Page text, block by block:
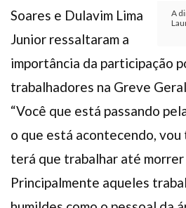
A
Soares e Dulavim Lima
Junior ressaltaram a
importância da participação
trabalhadores na Greve
“Você que está passando
o que está acontecendo, vou
terá que trabalhar até morrer
Principalmente aqueles